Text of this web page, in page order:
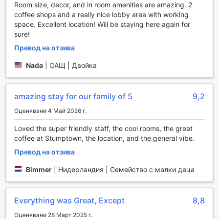
насладите на уютната обстановка, докато гледате
любимите си предавания или филми. Не пропускайте и
магазина за подаръци и сувенири, където можете да
намерите уникални артикули, които да отнесете у дома,
за да запазите спомените от вашето пътуване в Ню
Йорк. Ace Hotel е перфектното място за развлечения и
отдих, съчетавайки стил и комфорт в сърцето на града.
Спортни съоръжения в Ace Hotel, Ню Йорк
съоръжения, които са перфектни за активните гости,
желаещи да поддържат форма дори по време на
пътуванията си. Фитнес центърът на хотела е оборудван
с модерни уреди и предлага разнообразие от кардио и
силови тренировки. Просторната зала е проектирана с
внимание към детайла, осигурявайки комфортна и
вдъхновяваща атмосфера за тренировка.
Гостите могат да се насладят на разнообразие от
велоергометри и тежести, които задоволяват нуждите
на всеки, независимо от нивото на подготовка. Освен
Room size, decor, and in room amenities are amazing. 2
coffee shops and a really nice lobby area with working
space. Excellent location! Will be staying here again for
sure!
Превод на отзива
Nada САЩ | Двойка
amazing stay for our family of 5 9,2
Оценявани 4 Май 2026 г.
Loved the super friendly staff, the cool rooms, the great
coffee at Stumptown, the location, and the general vibe.
Превод на отзива
Bimmer Нидерландия | Семейство с малки деца
Everything was Great, Except 8,8
Оценявани 28 Март 2025 г.